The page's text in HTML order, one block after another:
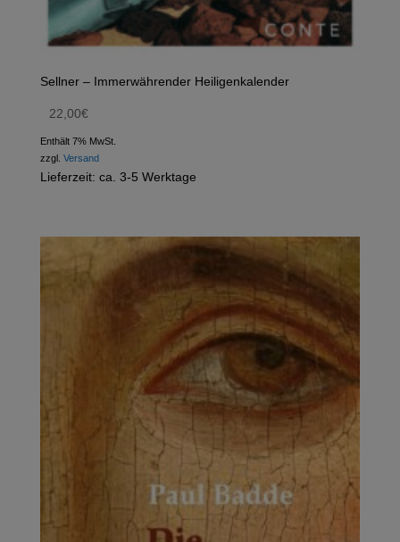
Sellner – Immerwährender Heiligenkalender
22,00€
Enthält 7% MwSt.
zzgl. Versand
Lieferzeit: ca. 3-5 Werktage